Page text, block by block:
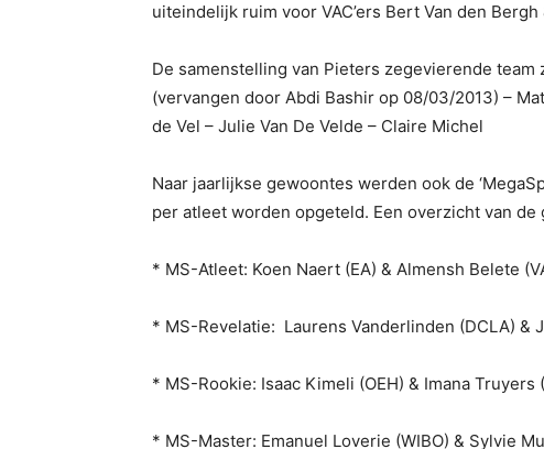
uiteindelijk ruim voor VAC’ers Bert Van den
De samenstelling van Pieters zegevierende
(vervangen door Abdi Bashir op 08/03/2013) –
de Vel – Julie Van De Velde – Claire Michel
Naar jaarlijkse gewoontes werden ook de
per atleet worden opgeteld. Een overzicht van de
* MS-Atleet: Koen Naert (EA) & Almensh Belete
* MS-Revelatie: Laurens Vanderlinden (DCLA) &
* MS-Rookie: Isaac Kimeli (OEH) & Imana Truyers
* MS-Master: Emanuel Loverie (WIBO) & Sylvie